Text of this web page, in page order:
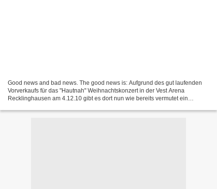
Good news and bad news. The good news is: Aufgrund des gut laufenden
Vorverkaufs für das "Hautnah" Weihnachtskonzert in der Vest Arena
Recklinghausen am 4.12.10 gibt es dort nun wie bereits vermutet ein